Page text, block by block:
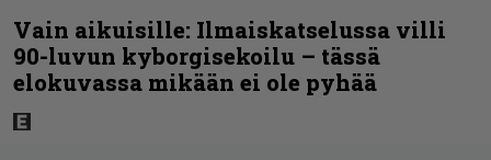
Vain aikuisille: Ilmaiskatselussa villi
90-luvun kyborgisekoilu – tässä
elokuvassa mikään ei ole pyhää